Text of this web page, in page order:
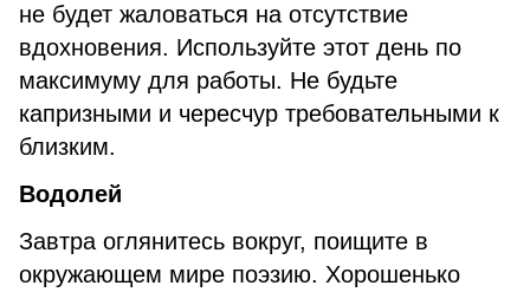
не будет жаловаться на отсутствие
вдохновения. Используйте этот день по
максимуму для работы. Не будьте
капризными и чересчур требовательными к
близким.
Водолей
Завтра оглянитесь вокруг, поищите в
окружающем мире поэзию. Хорошенько